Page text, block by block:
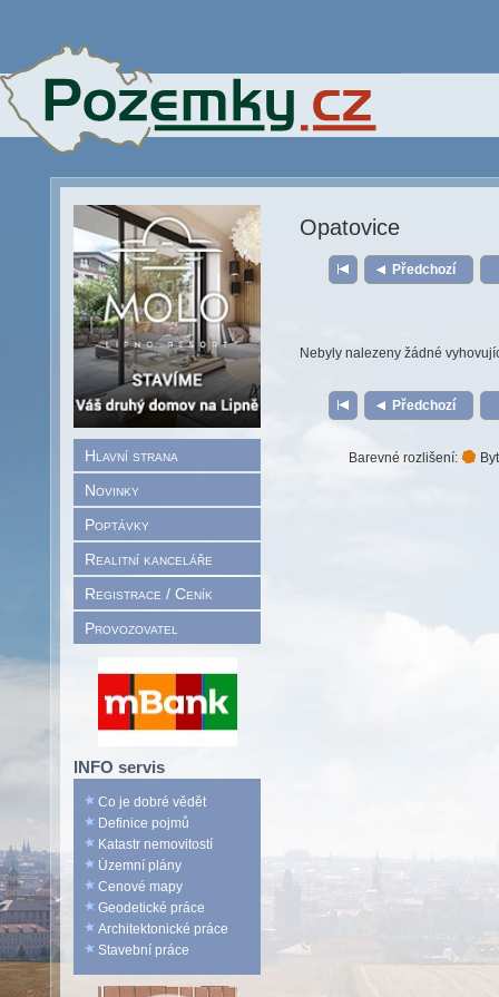
Hlavní strana
Novinky
Poptávky
Realitní kanceláře
Registrace / Ceník
Provozovatel
INFO servis
Co je dobré vědět
Definice pojmů
Katastr nemovitostí
Územní plány
Cenové mapy
Geodetické práce
Architektonické práce
Stavební práce
Opatovice
Předchozí
Nebyly nalezeny žádné
Předchozí
Barevné rozlišení: